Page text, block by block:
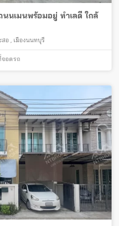
นนเมนพร้อมอยู่ ทำเลดี ใกล้
สอ เมืองนนทบุรี
จอดรถ